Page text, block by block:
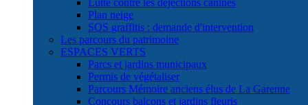
Lutte contre les déjections canines
Plan neige
SOS graffitis : demande d'intervention
Les parcours du patrimoine
ESPACES VERTS
Parcs et jardins municipaux
Permis de végétaliser
Parcours Mémoire anciens élus de La Garenne
Concours balcons et jardins fleuris